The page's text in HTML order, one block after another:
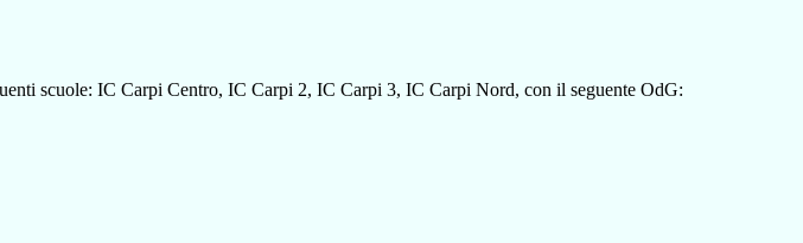
scuole: IC Carpi Centro, IC Carpi 2, IC Carpi 3, IC Carpi Nord, con il seguente OdG: